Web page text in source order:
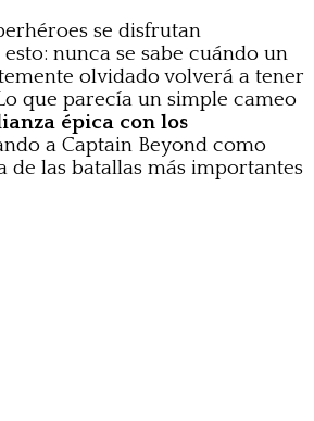
se disfrutan
nunca se sabe cuándo un
olvidado volverá a tener
que parecía un simple cameo
épica con los
a Captain Beyond como
de las batallas más importantes